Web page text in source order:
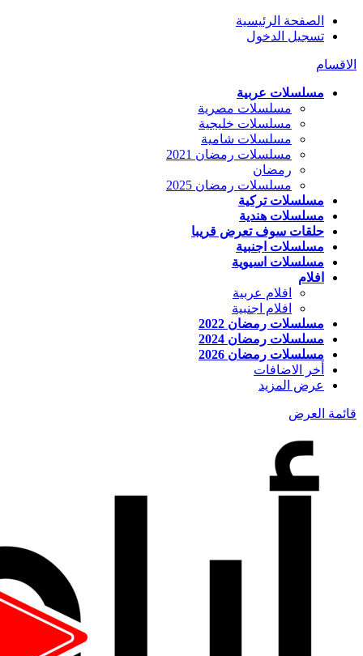
الصفحة الرئيسية
تسجيل الدخول
الاقسام
مسلسلات عربية
مسلسلات مصرية
مسلسلات خليجية
مسلسلات شامية
مسلسلات رمضان 2021
رمضان
مسلسلات رمضان 2025
مسلسلات تركية
مسلسلات هندية
حلقات سوف تعرض قريبا
مسلسلات اجنبية
مسلسلات اسيوية
افلام
افلام عربية
افلام اجنبية
مسلسلات رمضان 2022
مسلسلات رمضان 2024
مسلسلات رمضان 2026
أخر الاضافات
عرض المزيد
قائمة العرض